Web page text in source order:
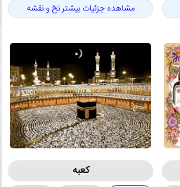
مشاهده جزئیات بیشتر نخ و نقشه
کعبه